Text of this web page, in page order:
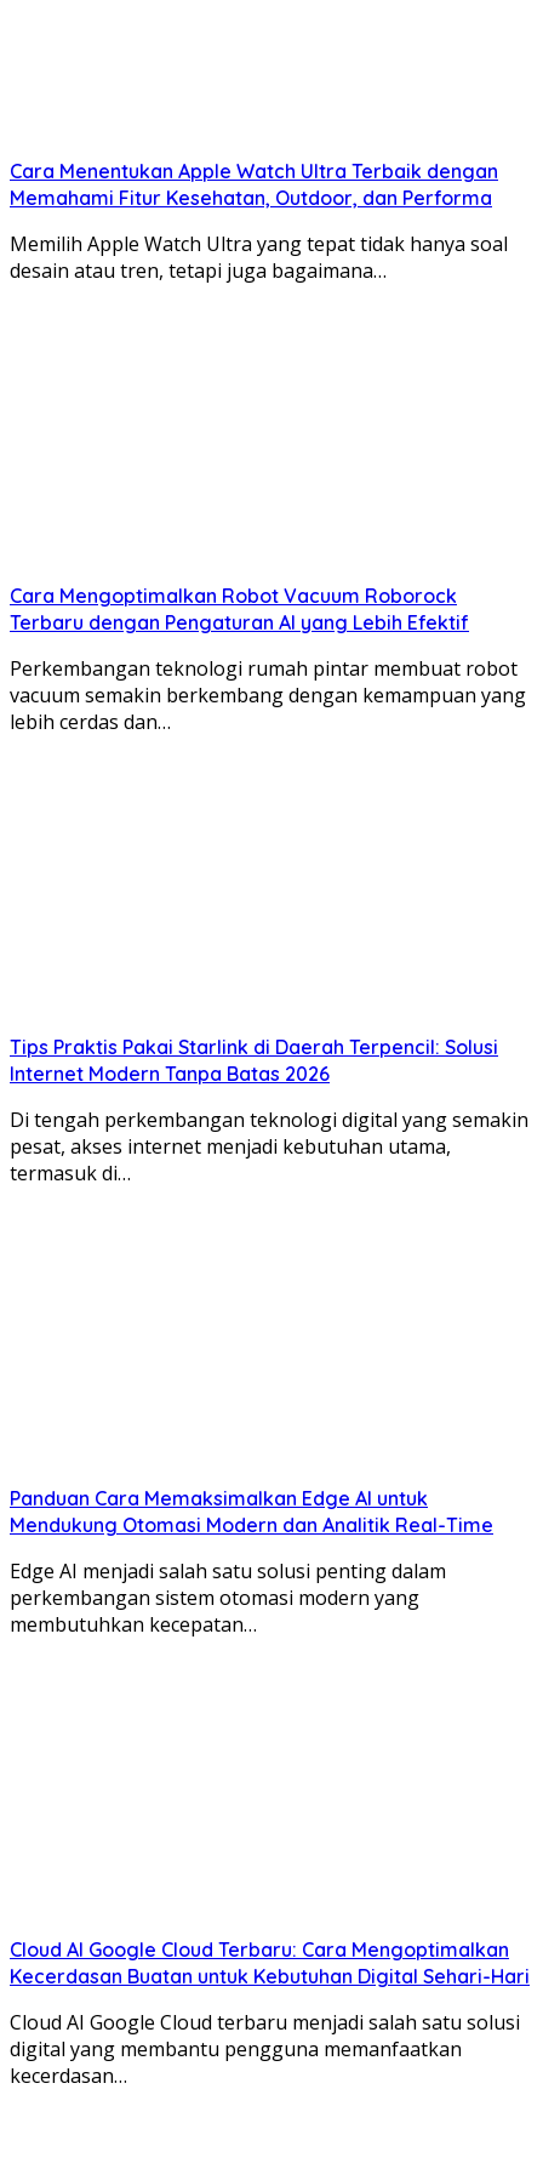
Cara Menentukan Apple Watch Ultra Terbaik dengan
Memahami Fitur Kesehatan, Outdoor, dan Performa
Memilih Apple Watch Ultra yang tepat tidak hanya soal
desain atau tren, tetapi juga bagaimana…
Cara Mengoptimalkan Robot Vacuum Roborock
Terbaru dengan Pengaturan AI yang Lebih Efektif
Perkembangan teknologi rumah pintar membuat robot
vacuum semakin berkembang dengan kemampuan yang
lebih cerdas dan…
Tips Praktis Pakai Starlink di Daerah Terpencil: Solusi
Internet Modern Tanpa Batas 2026
Di tengah perkembangan teknologi digital yang semakin
pesat, akses internet menjadi kebutuhan utama,
termasuk di…
Panduan Cara Memaksimalkan Edge AI untuk
Mendukung Otomasi Modern dan Analitik Real-Time
Edge AI menjadi salah satu solusi penting dalam
perkembangan sistem otomasi modern yang
membutuhkan kecepatan…
Cloud AI Google Cloud Terbaru: Cara Mengoptimalkan
Kecerdasan Buatan untuk Kebutuhan Digital Sehari-Hari
Cloud AI Google Cloud terbaru menjadi salah satu solusi
digital yang membantu pengguna memanfaatkan
kecerdasan…